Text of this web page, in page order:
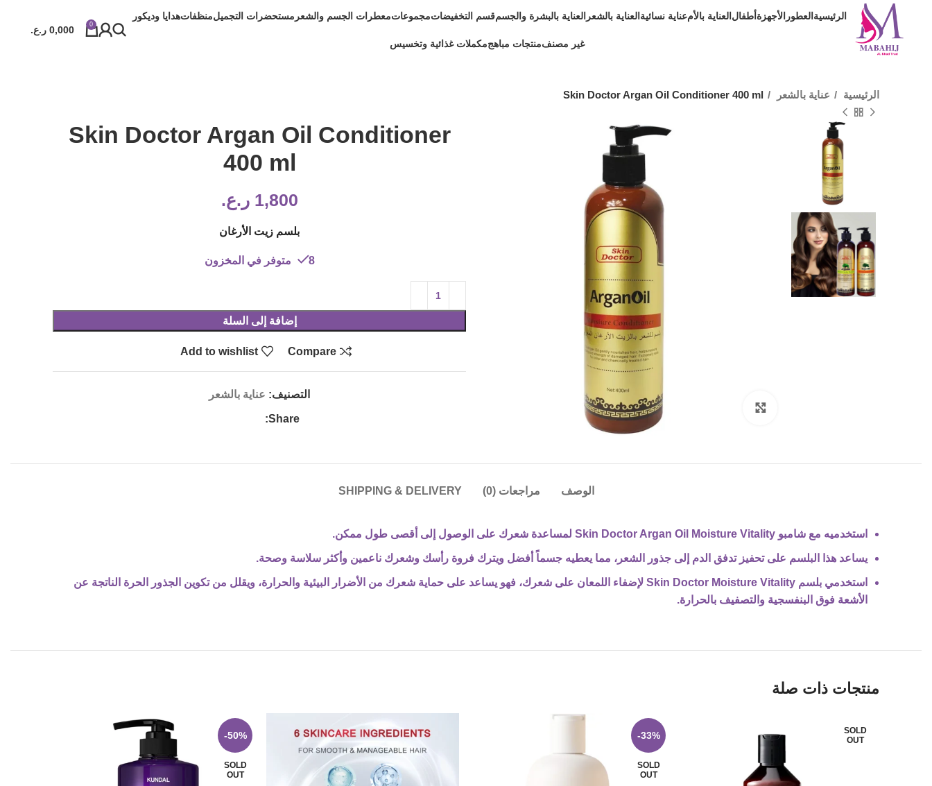
الرئيسيةالعطور الأجهزةأطفالالعناية بالأمعناية نسائيةالعناية بالشعر العناية بالبشرة والجسمقسم التخفيضاتمجموعاتمعطرات الجسم والشعر مستحضرات التجميلمنظفاتهدايا وديكور
غير مصنفمنتجات مباهجمكملات غذائية وتخسيس
0
0,000 ر.ع.
الرئيسية عناية بالشعر Skin Doctor Argan Oil Conditioner 400 ml
Skin Doctor Argan Oil Conditioner
400 ml
1,800 ر.ع.
بلسم زيت الأرغان
8 متوفر في المخزون
إضافة إلى السلة
Compare
Add to wishlist
التصنيف: عناية بالشعر
Share:
الوصف مراجعات (0) SHIPPING & DELIVERY
استخدميه مع شامبو Skin Doctor Argan Oil Moisture Vitality لمساعدة شعرك على الوصول إلى أقصى طول ممكن.
يساعد هذا البلسم على تحفيز تدفق الدم إلى جذور الشعر، مما يعطيه جسماً أفضل ويترك فروة رأسك وشعرك ناعمين وأكثر سلاسة وصحة.
استخدمي بلسم Skin Doctor Moisture Vitality لإضفاء اللمعان على شعرك، فهو يساعد على حماية شعرك من الأضرار البيئية والحرارة، ويقلل من تكوين الجذور الحرة الناتجة عن
الأشعة فوق البنفسجية والتصفيف بالحرارة.
منتجات ذات صلة
SOLD
OUT
-33%
SOLD
OUT
-50%
SOLD
OUT